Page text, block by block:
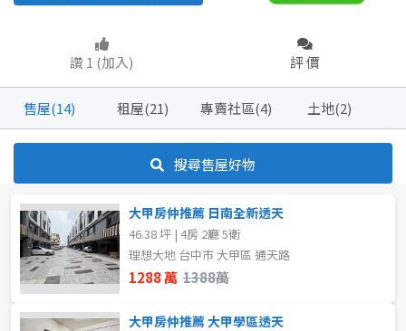
不拘
20~30 坪
30~40 坪 40~50 坪
60~70 坪
70~80 坪 80坪以上
~
不拘
20坪以下
20~30 坪 30~40 坪
50~60 坪
80坪以上
~
讚 1 (加入) 評 價
售屋(14) 租屋(21) 專賣社區(4) 土地(2)
搜尋售屋好物
大甲房仲推薦 日南全新透天
46.38 坪 | 4房 2廳 5衛
理想大地 台中市 大甲區 通天路
1288 萬 1388萬
大甲房仲推薦 大甲學區透天